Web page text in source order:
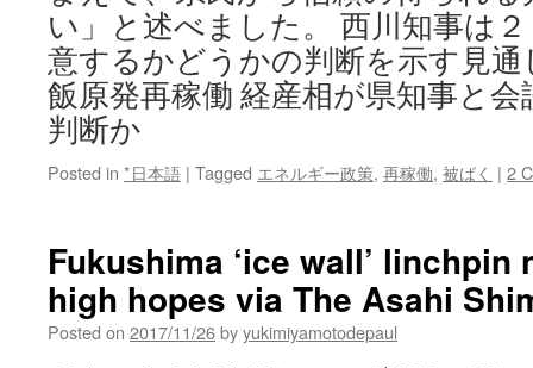
い」と述べました。 西川知事は
意するかどうかの判断を示す見
飯原発再稼働 経産相が県知事と
判断か
Posted in *日本語 | Tagged エネルギー政策, 再稼働, 被ばく | 2
Fukushima ‘ice wall’
high hopes via The Asahi
Posted on 2017/11/26byyukimiyamotodepaul